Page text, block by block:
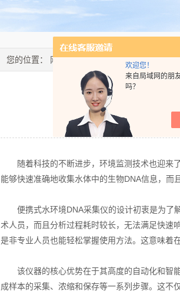
欢迎您！
来自局域网的朋
吗？
您的位置： 网站首页>新闻资讯> 便携式水环
便携式
发布
随着科技的不断进步，环境监测技术也迎来了
能够快速准确地收集水体中的生物DNA信息，而
便携式水环境DNA采集仪的设计初衷是为了
术人员，而且分析过程耗时较长，无法满足快速
是非专业人员也能轻松掌握使用方法。这意味着
该仪器的核心优势在于其高度的自动化和智能
成样本的采集、浓缩和保存等一系列步骤。这不